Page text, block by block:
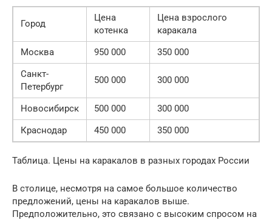
Город
Цена
котенка
Цена взрослого
каракала
Москва
950 000
350 000
Санкт-
Петербург
500 000 300 000
Новосибирск 500 000
300 000
Краснодар
450 000 350 000
Таблица. Цены на каракалов в разных городах России
В столице, несмотря на самое большое количество
предложений, цены на каракалов выше.
Предположительно, это связано с высоким спросом на